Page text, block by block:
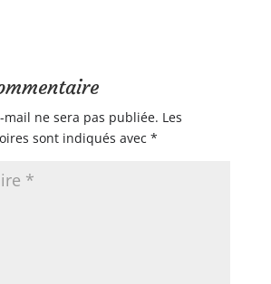
mail ne sera pas publiée. Les
sont indiqués avec *